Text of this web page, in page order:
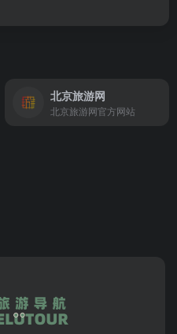
北京旅游网
北京旅游网官方网站